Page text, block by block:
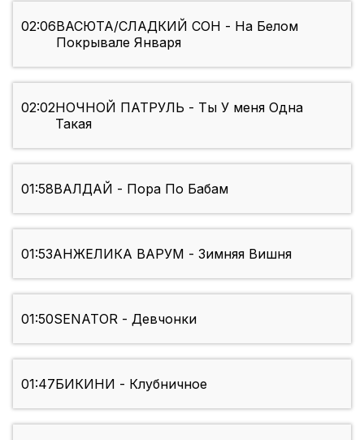
02:06ВАСЮТА/СЛАДКИЙ СОН - На Белом
Покрывале Января
02:02НОЧНОЙ ПАТРУЛЬ - Ты У меня Одна
Такая
01:58ВАЛДАЙ - Пора По Бабам
01:53АНЖЕЛИКА ВАРУМ - Зимняя Вишня
01:50SENATOR - Девчонки
01:47БИКИНИ - Клубничное